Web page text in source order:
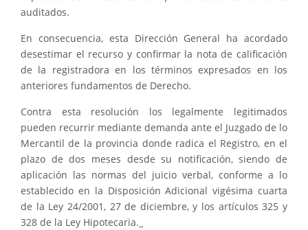
auditados.
En consecuencia, esta Dirección General ha acordado
desestimar el recurso y confirmar la nota de calificación
de la registradora en los términos expresados en los
anteriores fundamentos de Derecho.
Contra esta resolución los legalmente legitimados
pueden recurrir mediante demanda ante el Juzgado de lo
Mercantil de la provincia donde radica el Registro, en el
plazo de dos meses desde su notificación, siendo de
aplicación las normas del juicio verbal, conforme a lo
establecido en la Disposición Adicional vigésima cuarta
de la Ley 24/2001, 27 de diciembre, y los artículos 325 y
328 de la Ley Hipotecaria._